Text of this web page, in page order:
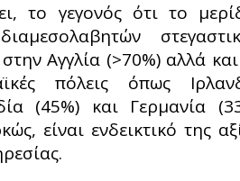
το γεγονός ότι το
Αγγλία (>70%) αλλά
πόλεις όπως
(45%) και Γερμανία
είναι ενδεικτικό της